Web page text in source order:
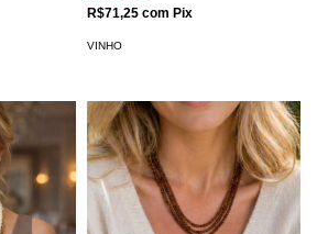
R$71,25 com Pix
VINHO